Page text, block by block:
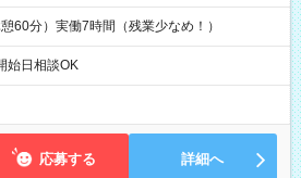
60分）実働7時間（残業少なめ！）
日相談OK
応募する 詳細へ